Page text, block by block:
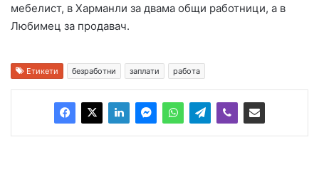
мебелист, в Харманли за двама общи работници, а в
Любимец за продавач.
Етикети безработни заплати работа